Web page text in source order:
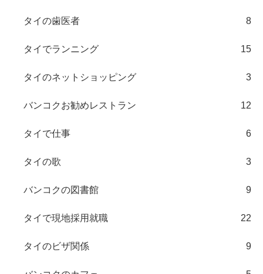
タイの歯医者 8
タイでランニング 15
タイのネットショッピング 3
バンコクお勧めレストラン 12
タイで仕事 6
タイの歌 3
バンコクの図書館 9
タイで現地採用就職 22
タイのビザ関係 9